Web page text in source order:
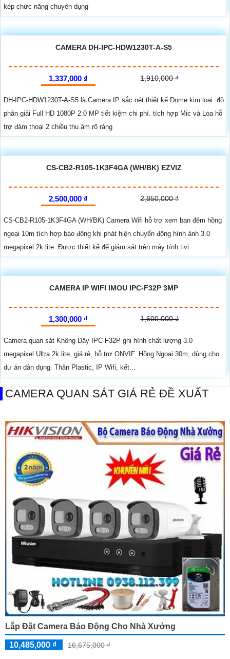
kép chức năng chuyên dụng
CAMERA DH-IPC-HDW1230T-A-S5
1,337,000 ₫ 1,910,000 ₫
DH-IPC-HDW1230T-A-S5 là Camera IP sắc nét thiết kế Dome kim loại. độ
phân giải Full HD 1080P 2.0 MP tiết kiệm chi phí. tích hợp Mic và Loa hỗ
trợ đàm thoại 2 chiều thu âm rõ ràng
CS-CB2-R105-1K3F4GA (WH/BK) EZVIZ
2,500,000 ₫ 2,850,000 ₫
CS-CB2-R105-1K3F4GA (WH/BK) Camera Wifi hỗ trợ xem ban đêm hồng
ngoại 10m tích hợp báo động khi phát hiện chuyển động hình ảnh 3.0
megapixel 2k lite. Được thiết kế để giám sát trên máy tính tivi
CAMERA IP WIFI IMOU IPC-F32P 3MP
1,300,000 ₫ 1,600,000 ₫
Camera quan sát Không Dây IPC-F32P ghi hình chất lượng 3.0
megapixel Ultra 2k lite, giá rẻ, hỗ trợ ONVIF. Hồng Ngoại 30m, dùng cho
dự án dân dụng. Thân Plastic, IP Wifi, kết...
CAMERA QUAN SÁT GIÁ RẺ ĐỀ XUẤT
Lắp Đặt Camera Báo Động Cho Nhà Xưởng
10,485,000 ₫ 16,675,000 ₫